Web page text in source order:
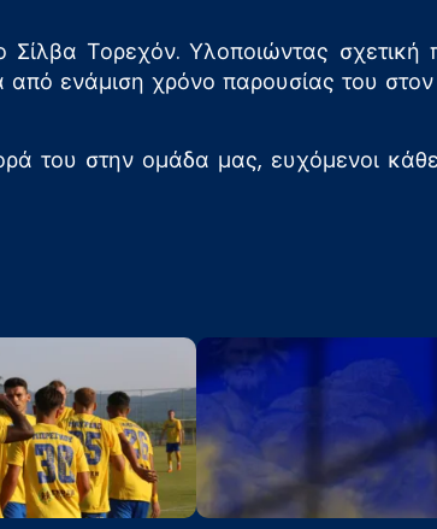
Τορεχόν. Υλοποιώντας σχετική
ενάμιση χρόνο παρουσίας του
του στην ομάδα μας, ευχόμενοι